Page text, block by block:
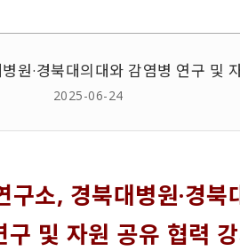
원·경북대의대와 감염병 연구 및
2025-06-24
구소, 경북대병원·경북
구 및 자원 공유 협력